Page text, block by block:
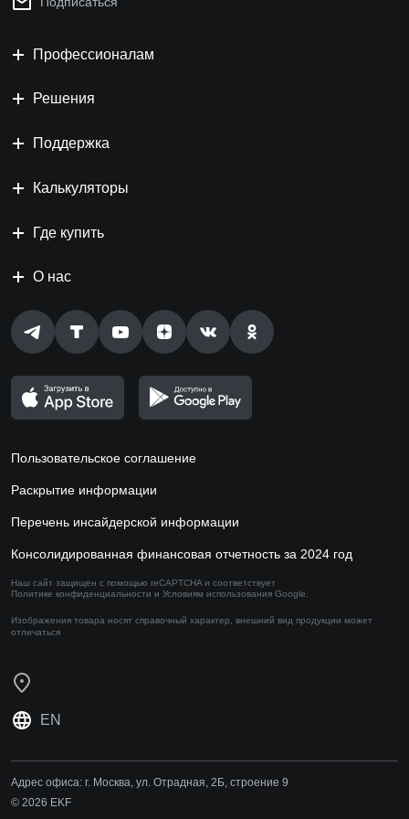
Профессионалам
Решения
Поддержка
Калькуляторы
Где купить
О нас
Пользовательское соглашение
Раскрытие информации
Перечень инсайдерской информации
Консолидированная финансовая отчетность за 2024 год
Наш сайт защищен с помощью reCAPTCHA и соответствует
Политике конфиденциальности и Условиям использования Google.
Изображения товара носят справочный характер, внешний вид продукции может
отличаться
EN
Адрес офиса: г. Москва, ул. Отрадная, 2Б, строение 9
© 2026 EKF